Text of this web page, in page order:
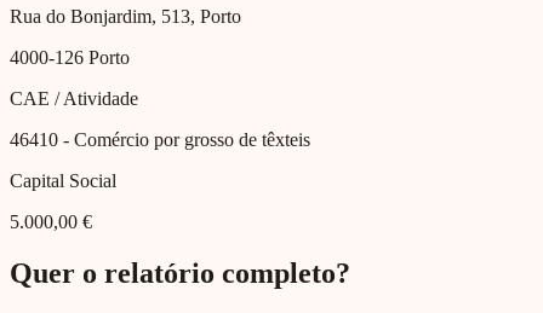
Rua do Bonjardim, 513, Porto
4000-126 Porto
CAE / Atividade
46410 - Comércio por grosso de têxteis
Capital Social
5.000,00 €
Quer o relatório completo?